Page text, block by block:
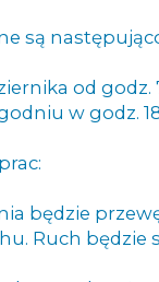
są
od godz.
w godz.
będzie
Ruch będzie